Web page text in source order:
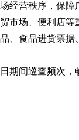
经营秩序，保
市场、便利店
、食品进货票
期间巡查频次